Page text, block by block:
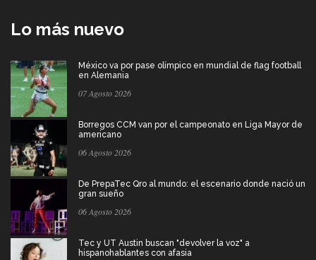
Lo más nuevo
México va por pase olímpico en mundial de flag football
en Alemania
07 Agosto 2026
Borregos CCM van por el campeonato en Liga Mayor de
americano
06 Agosto 2026
De PrepaTec Qro al mundo: el escenario donde nació un
gran sueño
06 Agosto 2026
Tec y UT Austin buscan "devolver la voz" a
hispanohablantes con afasia